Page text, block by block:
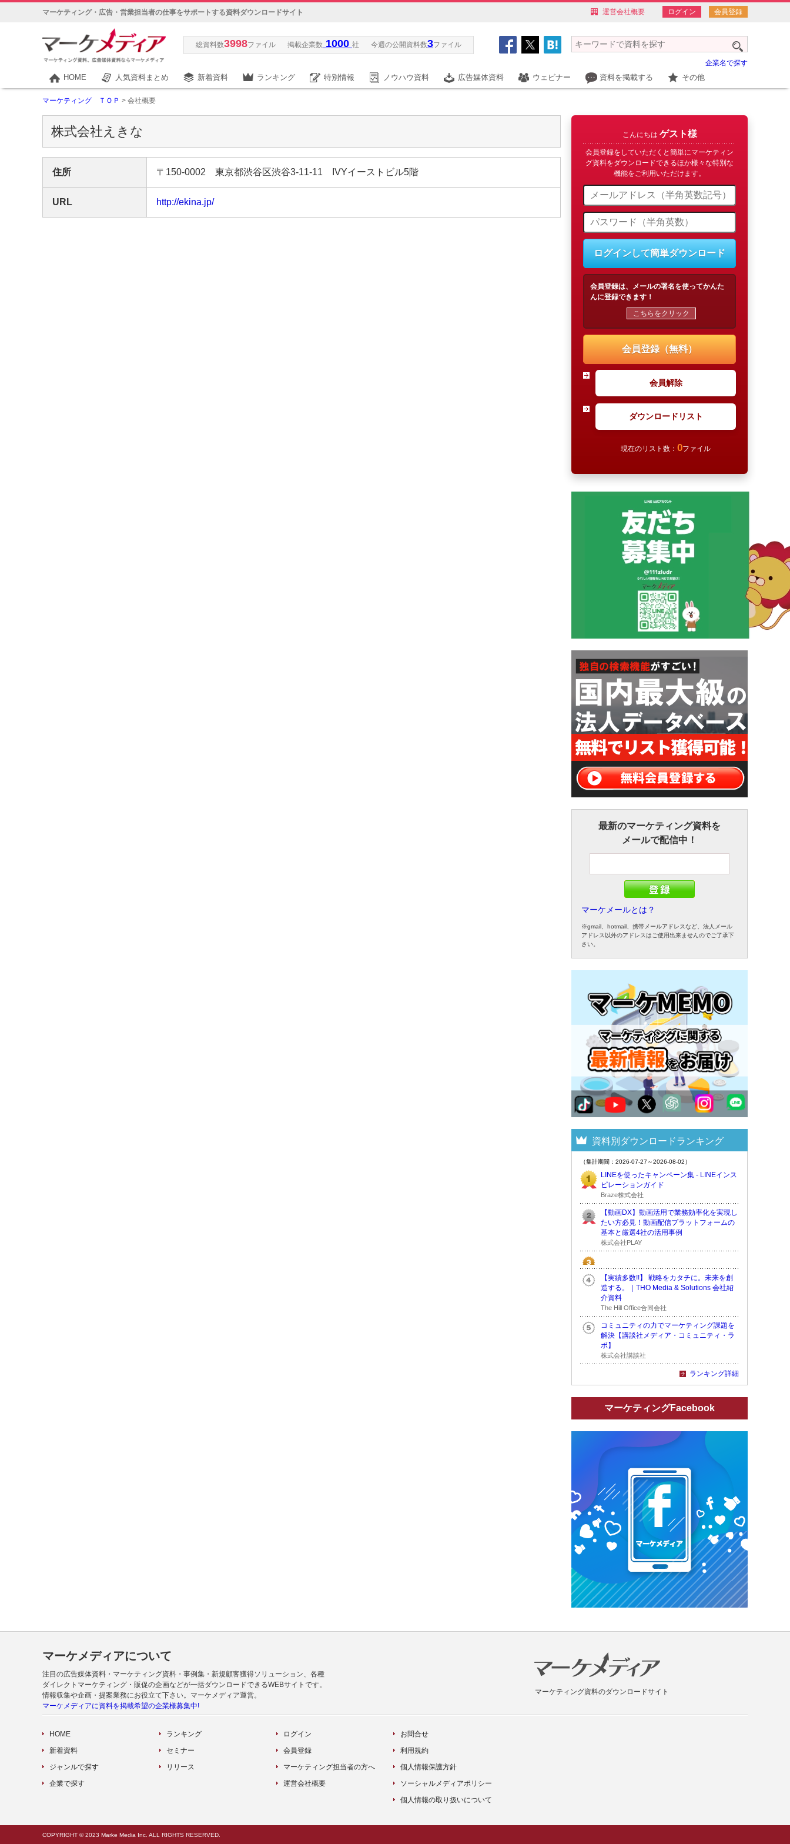
マーケティング・広告・営業担当者の仕事をサポートする資料ダウンロードサイト 運営会社概要 ログイン 会員登録
総資料数3998ファイル 掲載企業数 1000 社 今週の公開資料数3ファイル
企業名で探す
HOME 人気資料まとめ 新着資料 ランキング 特別情報 ノウハウ資料 広告媒体資料 ウェビナー 資料を掲載する その他
マーケティング ＴＯＰ > 会社概要
株式会社えきな
住所 〒150-0002 東京都渋谷区渋谷3-11-11 IVYイーストビル5階
URL http://ekina.jp/
こんにちは ゲスト様
会員登録をしていただくと簡単にマーケティン
グ資料をダウンロードできるほか様々な特別な
機能をご利用いただけます。
ログインして簡単ダウンロード
会員登録は、メールの署名を使ってかんた
んに登録できます！
こちらをクリック
会員登録（無料）
会員解除
ダウンロードリスト
現在のリスト数： 0ファイル
最新のマーケティング資料を
メールで配信中！
マーケメールとは？
※gmail、hotmail、携帯メールアドレスなど、法人メール
アドレス以外のアドレスはご使用出来ませんのでご了承下
さい。
資料別ダウンロードランキング
（集計期間：2026-07-27～2026-08-02）
LINEを使ったキャンペーン集 - LINEインス
ピレーションガイド
Braze株式会社
【動画DX】動画活用で業務効率化を実現し
たい方必見！動画配信プラットフォームの
基本と厳選4社の活用事例
株式会社PLAY
【実績多数!!】 戦略をカタチに。未来を創
造する。｜THO Media & Solutions 会社紹
介資料
The Hill Office合同会社
コミュニティの力でマーケティング課題を
解決【講談社メディア・コミュニティ・ラ
ボ】
株式会社講談社
ランキング詳細
マーケティングFacebook
マーケメディアについて
注目の広告媒体資料・マーケティング資料・事例集・新規顧客獲得ソリューション、各種
ダイレクトマーケティング・販促の企画などが一括ダウンロードできるWEBサイトです。
情報収集や企画・提案業務にお役立て下さい。マーケメディア運営。
マーケメディアに資料を掲載希望の企業様募集中!
マーケティング資料のダウンロードサイト
HOME
新着資料
ジャンルで探す
企業で探す
ランキング
セミナー
リリース
ログイン
会員登録
マーケティング担当者の方へ
運営会社概要
お問合せ
利用規約
個人情報保護方針
ソーシャルメディアポリシー
個人情報の取り扱いについて
COPYRIGHT © 2023 Marke Media Inc. ALL RIGHTS RESERVED.